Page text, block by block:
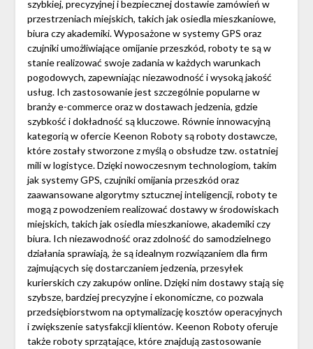
szybkiej, precyzyjnej i bezpiecznej dostawie zamówień w
przestrzeniach miejskich, takich jak osiedla mieszkaniowe,
biura czy akademiki. Wyposażone w systemy GPS oraz
czujniki umożliwiające omijanie przeszkód, roboty te są w
stanie realizować swoje zadania w każdych warunkach
pogodowych, zapewniając niezawodność i wysoką jakość
usług. Ich zastosowanie jest szczególnie popularne w
branży e-commerce oraz w dostawach jedzenia, gdzie
szybkość i dokładność są kluczowe. Równie innowacyjną
kategorią w ofercie Keenon Roboty są roboty dostawcze,
które zostały stworzone z myślą o obsłudze tzw. ostatniej
mili w logistyce. Dzięki nowoczesnym technologiom, takim
jak systemy GPS, czujniki omijania przeszkód oraz
zaawansowane algorytmy sztucznej inteligencji, roboty te
mogą z powodzeniem realizować dostawy w środowiskach
miejskich, takich jak osiedla mieszkaniowe, akademiki czy
biura. Ich niezawodność oraz zdolność do samodzielnego
działania sprawiają, że są idealnym rozwiązaniem dla firm
zajmujących się dostarczaniem jedzenia, przesyłek
kurierskich czy zakupów online. Dzięki nim dostawy stają się
szybsze, bardziej precyzyjne i ekonomiczne, co pozwala
przedsiębiorstwom na optymalizację kosztów operacyjnych
i zwiększenie satysfakcji klientów. Keenon Roboty oferuje
także roboty sprzątające, które znajdują zastosowanie